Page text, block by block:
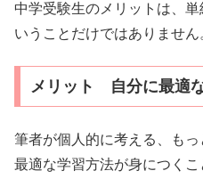
中学受験生のメリットは、
いうことだけではありません
メリット 自分に最適
筆者が個人的に考える、も
最適な学習方法が身につく